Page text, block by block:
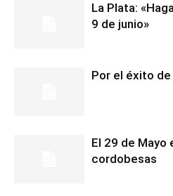
La Plata:
9 de junio»
Por el éxito
El 29 de Mayo
cordobesas